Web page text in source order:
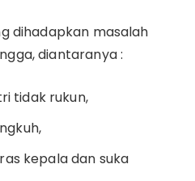
dihadapkan masalah
diantaranya :
tidak rukun,
kepala dan suka